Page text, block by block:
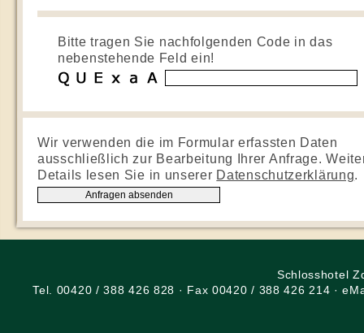
Bitte tragen Sie nachfolgenden Code in das
nebenstehende Feld ein!
Wir verwenden die im Formular erfassten Daten
ausschließlich zur Bearbeitung Ihrer Anfrage.
Details lesen Sie in unserer Datenschutzerklärung.
Schlosshotel
Tel. 00420 / 388 426 828 · Fax 00420 / 388 426 214 ·